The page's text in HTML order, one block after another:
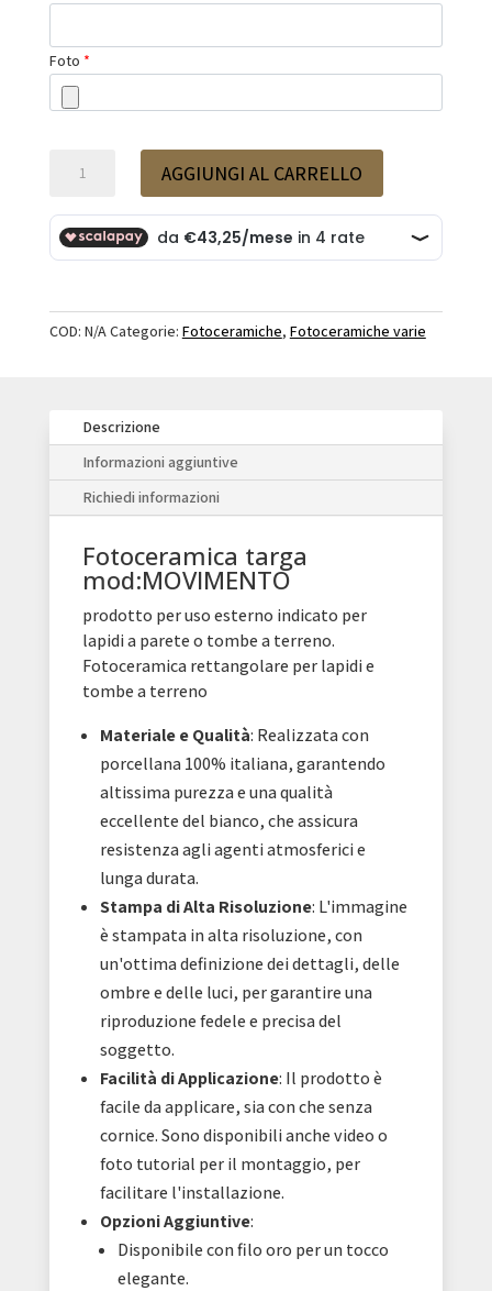
Foto *
Muovimento
quantità
AGGIUNGI AL CARRELLO
COD: N/ACategorie: Fotoceramiche, Fotoceramiche varie
Descrizione
Informazioni aggiuntive
Richiedi informazioni
Fotoceramica targa
mod:MOVIMENTO
prodotto per uso esterno indicato per
lapidi a parete o tombe a terreno.
Fotoceramica rettangolare per lapidi e
tombe a terreno
Materiale e Qualità: Realizzata con
porcellana 100% italiana, garantendo
altissima purezza e una qualità
eccellente del bianco, che assicura
resistenza agli agenti atmosferici e
lunga durata.
Stampa di Alta Risoluzione: L'immagine
è stampata in alta risoluzione, con
un'ottima definizione dei dettagli, delle
ombre e delle luci, per garantire una
riproduzione fedele e precisa del
soggetto.
Facilità di Applicazione: Il prodotto è
facile da applicare, sia con che senza
cornice. Sono disponibili anche video o
foto tutorial per il montaggio, per
facilitare l'installazione.
Opzioni Aggiuntive:
Disponibile con filo oro per un tocco
elegante.